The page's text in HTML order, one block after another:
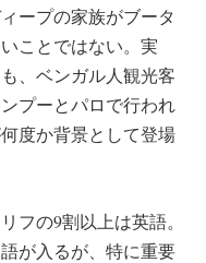
ープの家族がブータ
ことではない。実
、ベンガル人観光客
プーとパロで行われ
度か背景として登場
フの9割以上は英語。
が入るが、特に重要